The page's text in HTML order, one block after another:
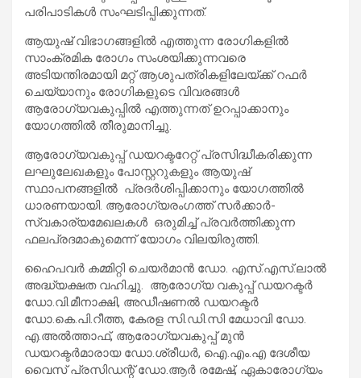
പരിപാടികൾ സംഘടിപ്പിക്കുന്നത്.
ആയുഷ് വിഭാഗങ്ങളിൽ എത്തുന്ന രോഗികളിൽ
സാംക്രമിക രോഗം സംശയിക്കുന്നവരെ
അടിയന്തിരമായി മറ്റ് ആശുപത്രികളിലേയ്ക്ക് റഫർ
ചെയ്യാനും രോഗികളുടെ വിവരങ്ങൾ
ആരോഗ്യവകുപ്പിൽ എത്തുന്നത് ഉറപ്പാക്കാനും
യോഗത്തിൽ തീരുമാനിച്ചു.
ആരോഗ്യവകുപ്പ് ഡയറക്ടറേറ്റ് പ്രസിദ്ധീകരിക്കുന്ന
ലഘുലേഖകളും പോസ്റ്ററുകളും ആയുഷ്
സ്ഥാപനങ്ങളിൽ പ്രദർശിപ്പിക്കാനും യോഗത്തിൽ
ധാരണയായി. ആരോഗ്യരംഗത്ത് സർക്കാർ-
സ്വകാര്യമേഖലകൾ ഒരുമിച്ച് പ്രവർത്തിക്കുന്ന
ഫലപ്രദമാകുമെന്ന് യോഗം വിലയിരുത്തി.
ഹൈപവർ കമ്മിറ്റി ചെയർമാൻ ഡോ. എസ്.എസ്.ലാൽ
അദ്ധ്യക്ഷത വഹിച്ചു. ആരോഗ്യ വകുപ്പ് ഡയറക്ടർ
ഡോ.വി.മീനാക്ഷി, അഡീഷണൽ ഡയറക്ടർ
ഡോ.കെ.പി.റീത്ത, കേരള സി.ഡി.സി മേധാവി ഡോ.
എ.അൽത്താഫ്, ആരോഗ്യവകുപ്പ് മുൻ
ഡയറക്ടർമാരായ ഡോ.ശ്രീധർ, ഐ.എം.എ ദേശീയ
വൈസ് പ്രസിഡന്റ് ഡോ.ആർ രമേഷ്, ഏകാരോഗ്യം